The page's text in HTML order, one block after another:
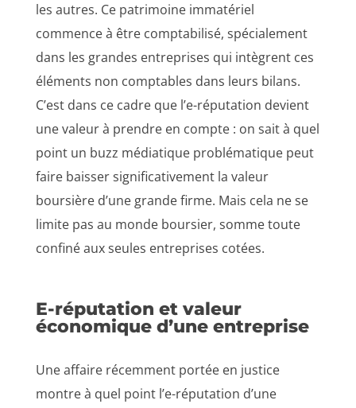
les autres. Ce patrimoine immatériel
commence à être comptabilisé, spécialement
dans les grandes entreprises qui intègrent ces
éléments non comptables dans leurs bilans.
C’est dans ce cadre que l’e-réputation devient
une valeur à prendre en compte : on sait à quel
point un buzz médiatique problématique peut
faire baisser significativement la valeur
boursière d’une grande firme. Mais cela ne se
limite pas au monde boursier, somme toute
confiné aux seules entreprises cotées.
E-réputation et valeur
économique d’une entreprise
Une affaire récemment portée en justice
montre à quel point l’e-réputation d’une